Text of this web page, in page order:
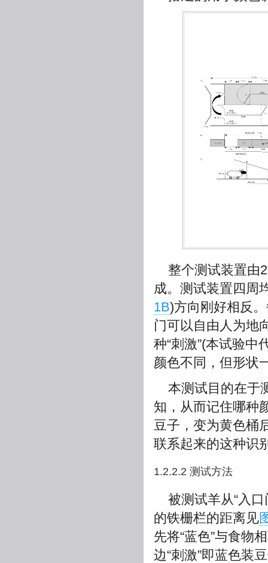
整个测试装置由
成。测试装置四周
1B)方向刚好相反
门可以自由人为地
种“刺激”(本试验中
颜色不同，但形状
本测试目的在于
知，从而记住哪种
豆子，变为黄色桶
联系起来的这种识
1.2.2.2 测试方法
被测试羊从“入口
的铁栅栏的距离见
先将“蓝色”与食物
边“刺激”即蓝色装